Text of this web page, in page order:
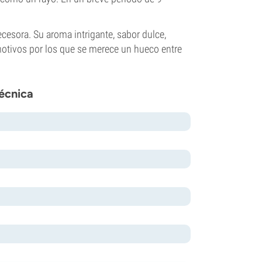
Su aroma intrigante, sabor dulce,
por los que se merece un hueco entre